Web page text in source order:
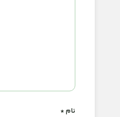
نام*